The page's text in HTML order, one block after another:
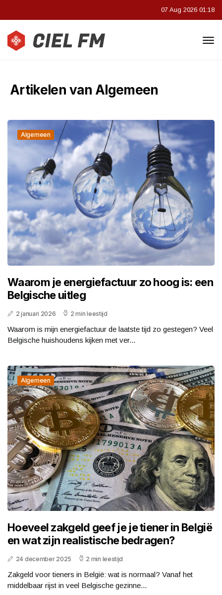
07 Aug 2026 01:18
Artikelen van Algemeen
Algemeen
Waarom je energiefactuur zo hoog is: een
Belgische uitleg
2 januari 2026 2 min leestijd
Waarom is mijn energiefactuur de laatste tijd zo gestegen? Veel
Belgische huishoudens kijken met ver...
Algemeen
Hoeveel zakgeld geef je je tiener in België
en wat zijn realistische bedragen?
24 december 2025 2 min leestijd
Zakgeld voor tieners in België: wat is normaal? Vanaf het
middelbaar rijst in veel Belgische gezinne...